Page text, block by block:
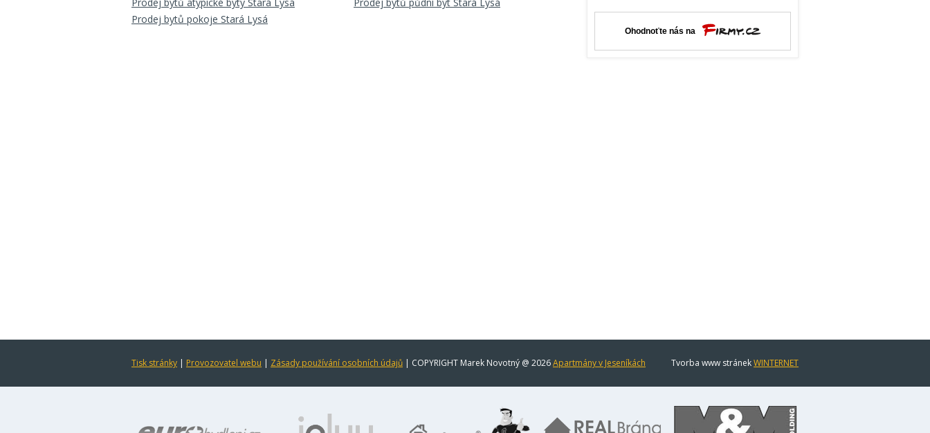
Prodej bytů pokoje Stará Lysá
Tisk stránky | Provozovatel webu | Zásady používání osobních údajů | COPYRIGHT Marek Novotný @ 2026Apartmány v Jeseníkách Tvorba www stránekWINTERNET